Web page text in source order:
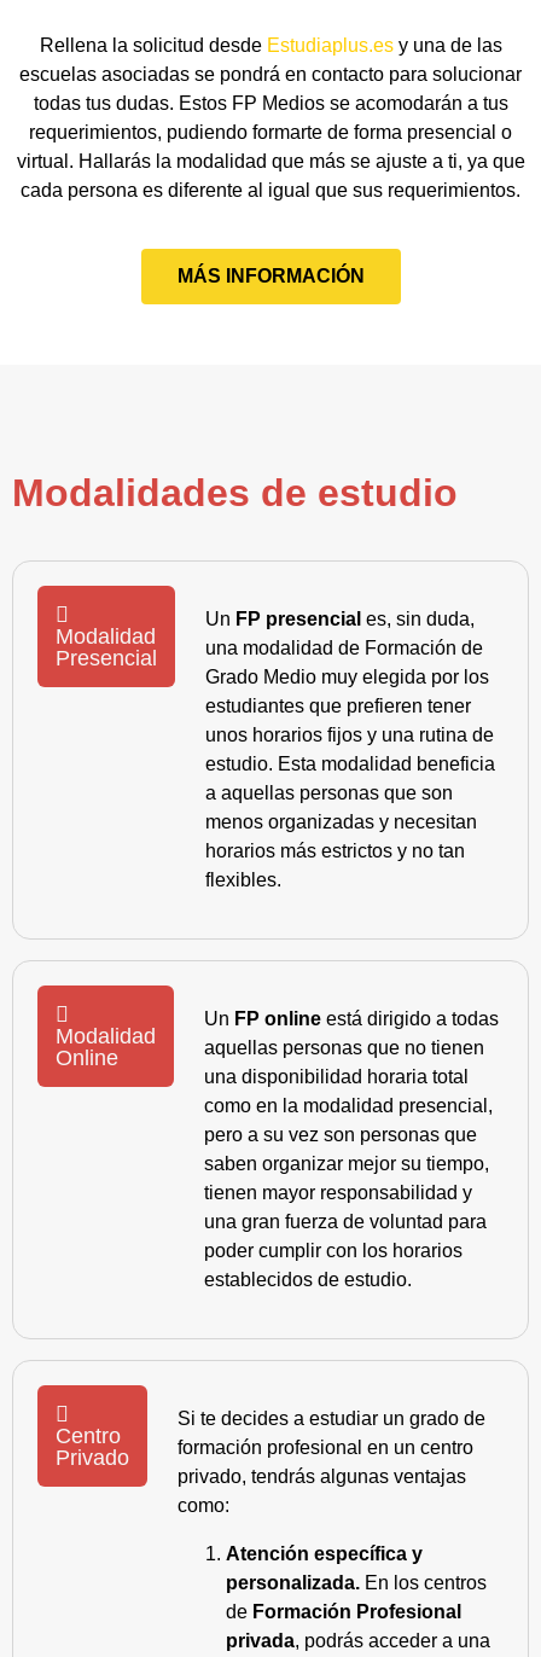
Rellena la solicitud desde Estudiaplus.esy una de las
escuelas asociadas se pondrá en contacto para solucionar
todas tus dudas. Estos FP Medios se acomodarán a tus
requerimientos, pudiendo formarte de forma presencial o
virtual. Hallarás la modalidad que más se ajuste a ti, ya que
cada persona es diferente al igual que sus requerimientos.
MÁS INFORMACIÓN
Modalidades de estudio
Modalidad
Presencial
Un FP presencial es, sin duda,
una modalidad de Formación de
Grado Medio muy elegida por los
estudiantes que prefieren tener
unos horarios fijos y una rutina de
estudio. Esta modalidad beneficia
a aquellas personas que son
menos organizadas y necesitan
horarios más estrictos y no tan
flexibles.
Modalidad
Online
Un FP online está dirigido a todas
aquellas personas que no tienen
una disponibilidad horaria total
como en la modalidad presencial,
pero a su vez son personas que
saben organizar mejor su tiempo,
tienen mayor responsabilidad y
una gran fuerza de voluntad para
poder cumplir con los horarios
establecidos de estudio.
Centro
Privado
Si te decides a estudiar un grado de
formación profesional en un centro
privado, tendrás algunas ventajas
como:
Atención específica y
personalizada. En los centros
de Formación Profesional
privada, podrás acceder a una